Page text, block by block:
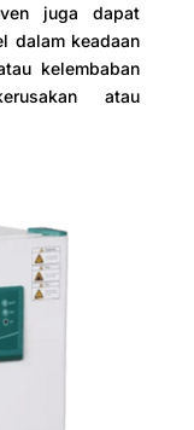
juga dapat
dalam keadaan
kelembaban
atau